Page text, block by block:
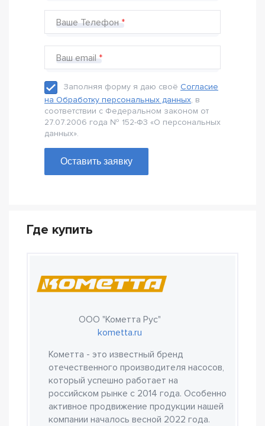
Ваше Телефон
Ваш email
Заполняя форму я даю своё Согласие
на Обработку персональных данных, в
соответствии с Федеральном законом от
27.07.2006 года № 152-Ф3 «О персональных
данных».
Оставить заявку
Где купить
ООО "Кометта Рус"
kometta.ru
Кометта - это известный бренд
отечественного производителя насосов,
который успешно работает на
российском рынке с 2014 года. Особенно
активное продвижение продукции нашей
компании началось весной 2022 года.